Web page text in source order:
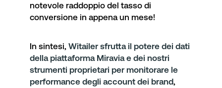
notevole raddoppio del tasso di
conversione in appena un mese!
In sintesi, Witailer sfrutta il potere dei dati
della piattaforma Miravia e dei nostri
strumenti proprietari per monitorare le
performance degli account dei brand,